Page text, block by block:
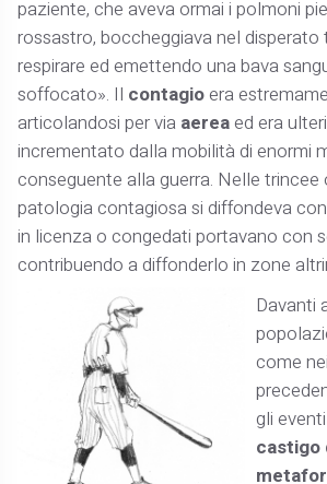
paziente, che aveva ormai i polmoni
rossastro, boccheggiava nel
respirare ed emettendo una bava
soffocato». Il contagioera
articolandosi per via aereaed era
incrementato dalla mobilità di enormi
conseguente alla guerra. Nelle trincee
patologia contagiosa si diffondeva
in licenza o congedati portavano con
contribuendo a diffonderlo in zone
Davanti
come
gli eventi
castigo